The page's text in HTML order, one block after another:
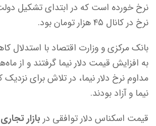
نرخ خورده است که در ابتدای تشکیل
نرخ در کانال ۴۵ هزار تومان بود.
بانک مرکزی و وزارت اقتصاد با استدلال
به افزایش قیمت دلار نیما گرفتند و از
مداوم نرخ دلار نیما، در تلاش برای
نیما و آزاد بودند.
قیمت اسکناس دلار توافقی در بازار تجاری